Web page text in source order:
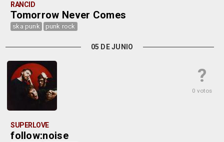
RANCID
Tomorrow Never Comes
ska punk punk rock
05 DE JUNIO
?
0 votos
SUPERLOVE
follow:noise